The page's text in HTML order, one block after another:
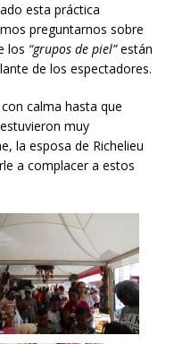
esta práctica
preguntarnos sobre
los “grupos de piel”están
de los espectadores.
calma hasta que
muy
la esposa de Richelieu
a complacer a estos